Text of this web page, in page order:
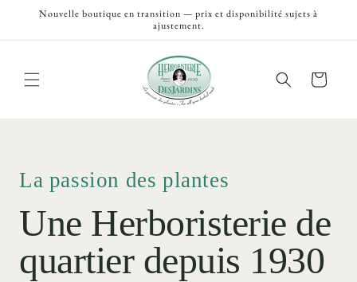
passer
Nouvelle boutique en transition — prix et disponibilité sujets à
ajustement.
Panier
La passion des plantes
Une Herboristerie de
quartier depuis 1930